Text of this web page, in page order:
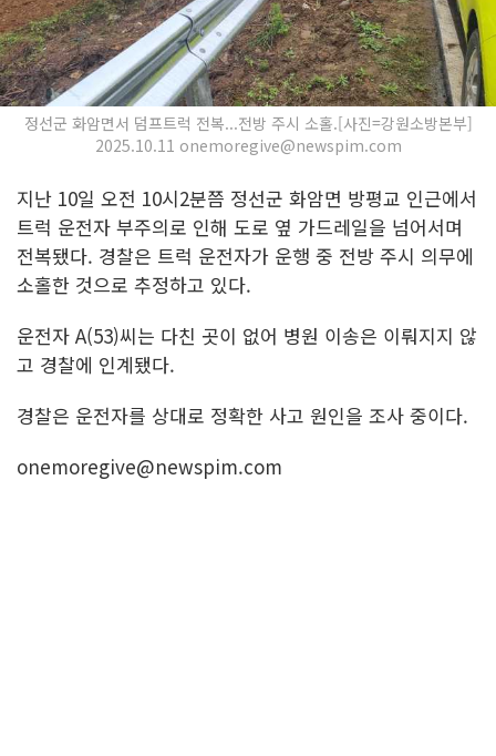
정선군 화암면서 덤프트럭 전복...전방 주시 소홀.[사진=강원소방본부]
2025.10.11 onemoregive@newspim.com
지난 10일 오전 10시2분쯤 정선군 화암면 방평교 인근에서
트럭 운전자 부주의로 인해 도로 옆 가드레일을 넘어서며
전복됐다. 경찰은 트럭 운전자가 운행 중 전방 주시 의무에
소홀한 것으로 추정하고 있다.
운전자 A(53)씨는 다친 곳이 없어 병원 이송은 이뤄지지 않
고 경찰에 인계됐다.
경찰은 운전자를 상대로 정확한 사고 원인을 조사 중이다.
onemoregive@newspim.com